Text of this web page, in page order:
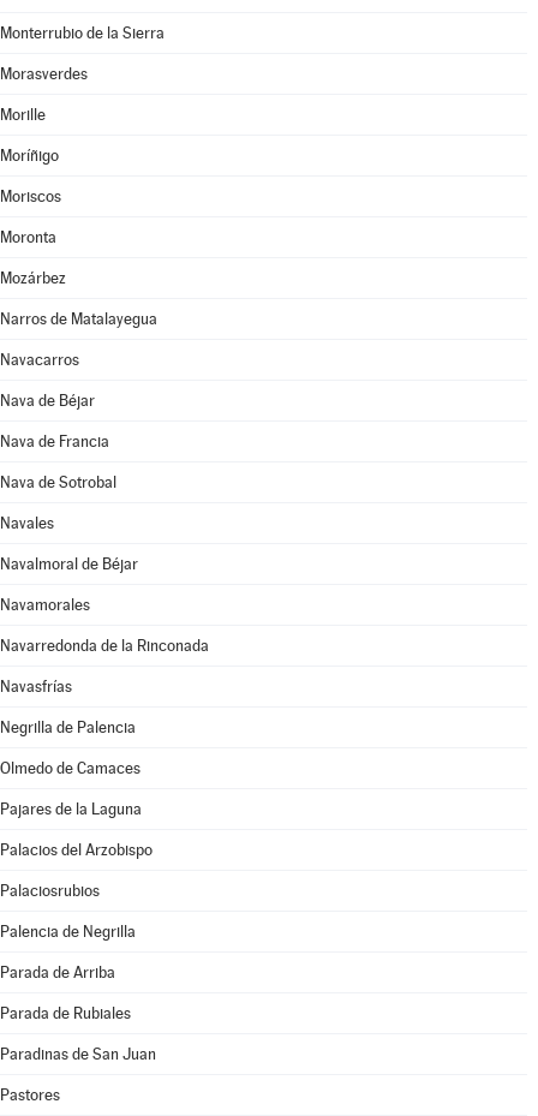
Monterrubio de la Sierra
Morasverdes
Morille
Moríñigo
Moriscos
Moronta
Mozárbez
Narros de Matalayegua
Navacarros
Nava de Béjar
Nava de Francia
Nava de Sotrobal
Navales
Navalmoral de Béjar
Navamorales
Navarredonda de la Rinconada
Navasfrías
Negrilla de Palencia
Olmedo de Camaces
Pajares de la Laguna
Palacios del Arzobispo
Palaciosrubios
Palencia de Negrilla
Parada de Arriba
Parada de Rubiales
Paradinas de San Juan
Pastores